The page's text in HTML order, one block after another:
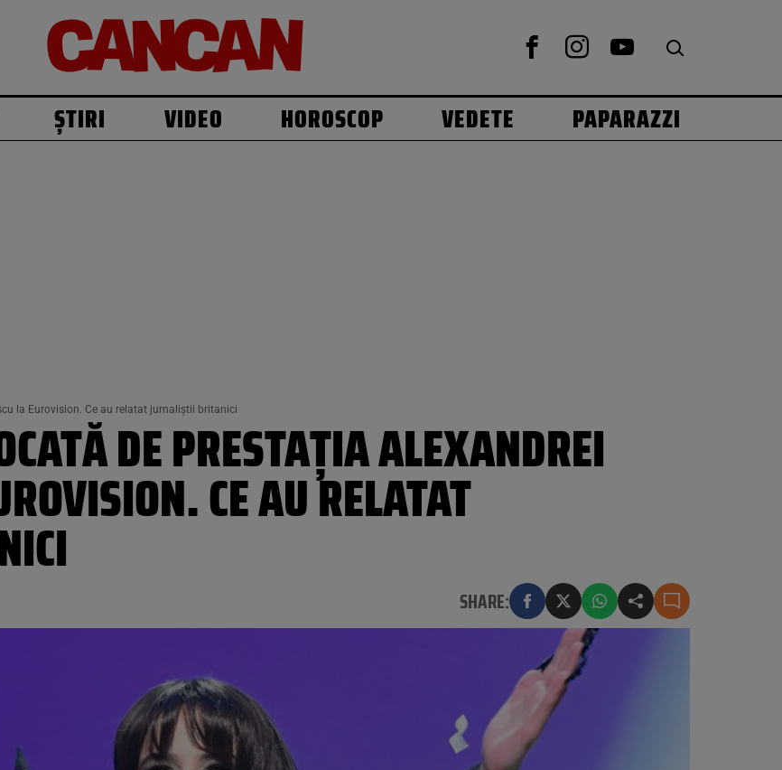
ȘTIRI VIDEO HOROSCOP VEDETE PAPARAZZI
la Eurovision. Ce au relatat jurnaliștii britanici
DE PRESTAȚIA ALEXANDREI
CE AU RELATAT
SHARE: